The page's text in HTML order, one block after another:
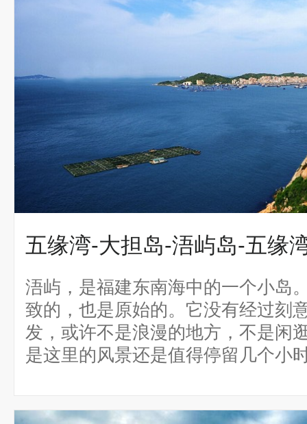
五缘湾-大担岛-浯屿岛-五缘
浯屿，是福建东南海中的一个小岛
致的，也是原始的。它没有经过刻
发，或许不是浪漫的地方，不是闲
是这里的风景还是值得停留几个小